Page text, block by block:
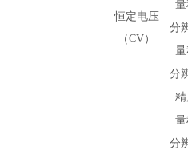
恒定电压
（CV）
分
分
分